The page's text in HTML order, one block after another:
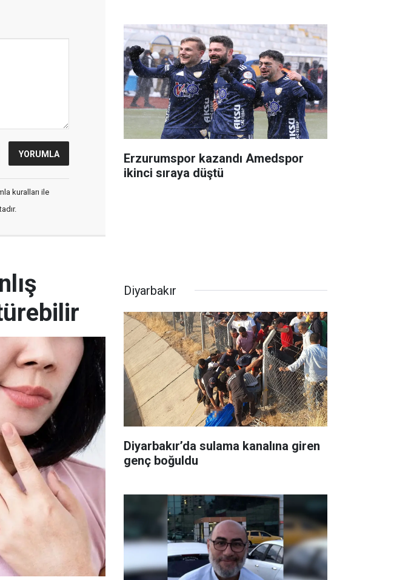
kuralları ile
Erzurumspor kazandı Amedspor
ikinci sıraya düştü
Diyarbakır
Diyarbakır’da sulama kanalına giren
genç boğuldu